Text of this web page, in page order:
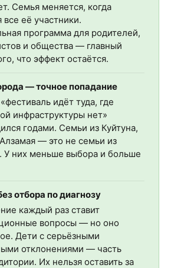
Семья меняется, когда
её участники.
программа для родителей,
и общества — главный
что эффект остаётся.
— точное попадание
идёт туда, где
инфраструктуры нет»
годами. Семьи из Куйтуна,
— это не семьи из
У них меньше выбора и больше
отбора по диагнозу
каждый раз ставит
вопросы — но оно
Дети с серьёзными
отклонениями — часть
Их нельзя оставить за